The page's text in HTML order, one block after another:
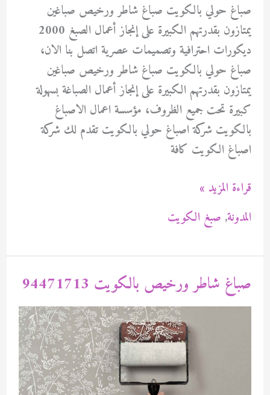
صباغ حولي بالكويت صباغ شاطر ورخيص صباغين
يمتازون بقدرتهم الكبيرة على إنجاز أعمال الصبغ 2000
ديكورات احترافية وتصميمات عصرية اتصل بنا الان،
صباغ حولي بالكويت صباغ شاطر ورخيص صباغين
يمتازون بقدرتهم الكبيرة على إنجاز أعمال الصباغة بسهولة
كبيرة تحت جميع الظروف، مؤسسة اعمال الاصباغ
بالكويت شركة اصباغ حولي بالكويت تقدم لك شركة
اصباغ الكويت كافة
صباغ
حولي
بالكويت
قراءة المزيد »
المدونة, صبغ الكويت
صباغ شاطر ورخيص بالكويت 94471713